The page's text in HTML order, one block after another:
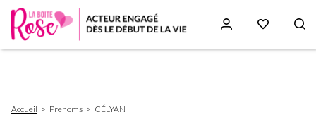
d'Ariane
Accueil Prenoms CÉLYAN